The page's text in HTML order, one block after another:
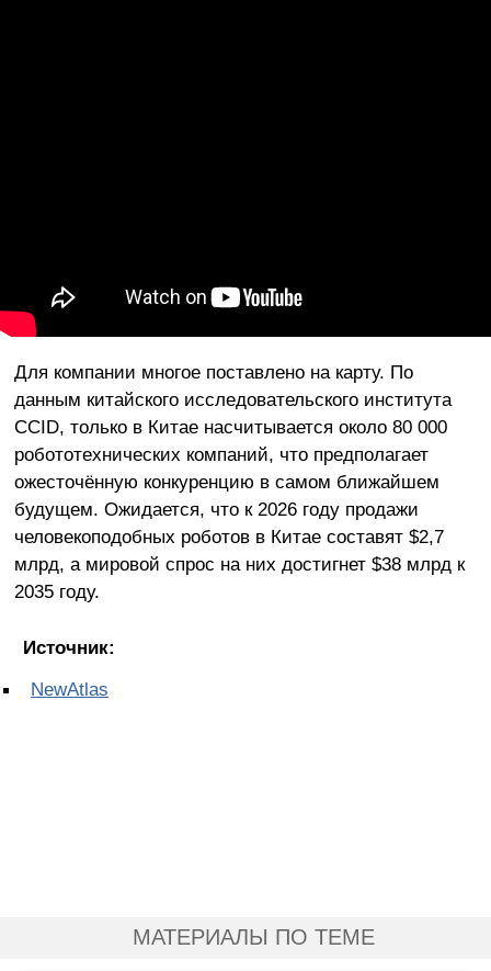
Для компании многое поставлено на карту. По
данным китайского исследовательского института
CCID, только в Китае насчитывается около 80 000
робототехнических компаний, что предполагает
ожесточённую конкуренцию в самом ближайшем
будущем. Ожидается, что к 2026 году продажи
человекоподобных роботов в Китае составят $2,7
млрд, а мировой спрос на них достигнет $38 млрд к
2035 году.
Источник:
NewAtlas
МАТЕРИАЛЫ ПО ТЕМЕ